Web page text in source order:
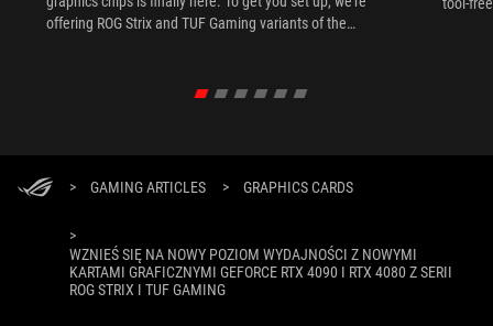
offering ROG Strix and TUF Gaming variants of the
tool-
> GAMING ARTICLES > GRAPHICS CARDS
>
WZNIEŚ SIĘ NA NOWY POZIOM WYDAJNOŚCI Z NOWYMI
KARTAMI GRAFICZNYMI GEFORCE RTX 4090 I RTX 4080 Z SERII
ROG STRIX I TUF GAMING